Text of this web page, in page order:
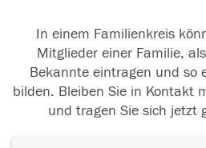
In einem Familienkreis
Mitglieder einer Familie,
Bekannte eintragen und so
bilden. Bleiben Sie in Kontakt
und tragen Sie sich jetzt